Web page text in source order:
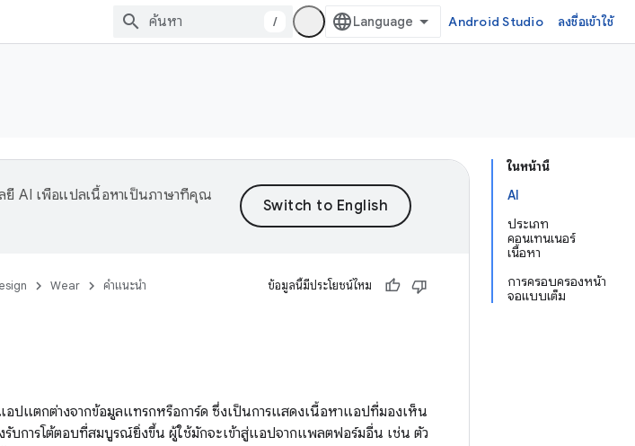
/ Android Studio ลงชื่อเข้าใช้
ในหน้านี้
AI
ประเภท
คอนเทนเนอร์
เนื้อหา
การครอบครองหน้า
จอแบบเต็ม
ยี AI เพื่อแปลเนื้อหาเป็นภาษาที่คุณ
Wear คำแนะนำ ข้อมูลนี้มีประโยชน์ไหม
แตกต่างจากข้อมูลแทรกหรือการ์ด ซึ่งเป็นการแสดงเนื้อหาแอปที่มองเห็น
รับการโต้ตอบที่สมบูรณ์ยิ่งขึ้น ผู้ใช้มักจะเข้าสู่แอปจากแพลตฟอร์มอื่น เช่น ตัว